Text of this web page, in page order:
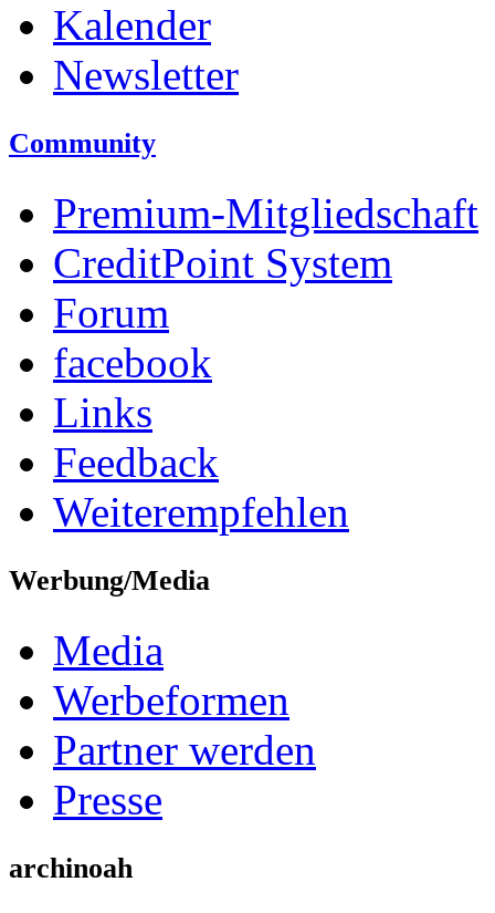
Kalender
Newsletter
Community
Premium-Mitgliedschaft
CreditPoint System
Forum
facebook
Links
Feedback
Weiterempfehlen
Werbung/Media
Media
Werbeformen
Partner werden
Presse
archinoah